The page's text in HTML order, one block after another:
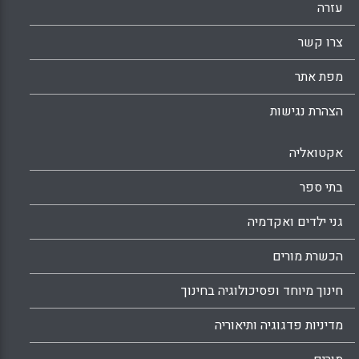
WhatsApp
Facebook
Email
X
עזרה
צרו קשר
מפת אתר
הצהרת נגישות
אקטואליה
בתי ספר
גני ילדים ואקדמיה
הכשרת מורים
חינוך מיוחד ופסיכולוגיה בחינוך
מדיניות פדגוגיה ותיאוריה